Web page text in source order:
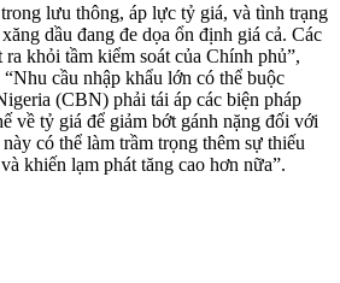
lưu thông, áp lực tỷ giá, và tình trạng
dầu đang đe dọa ổn định giá cả. Các
khỏi tầm kiểm soát của Chính phủ”,
cầu nhập khẩu lớn có thể buộc
(CBN) phải tái áp các biện pháp
về tỷ giá để giảm bớt gánh nặng đối với
có thể làm trầm trọng thêm sự thiếu
khiến lạm phát tăng cao hơn nữa”.